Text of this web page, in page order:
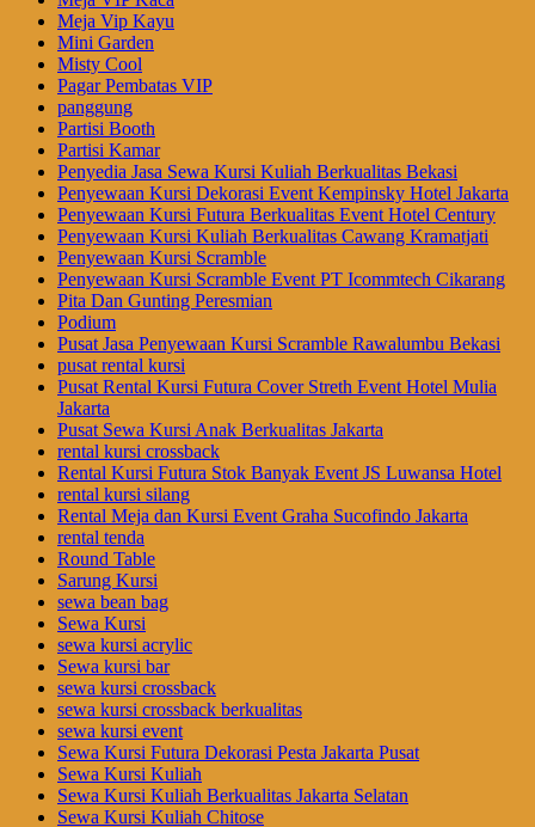
Meja Vip Kayu
Mini Garden
Misty Cool
Pagar Pembatas VIP
panggung
Partisi Booth
Partisi Kamar
Penyedia Jasa Sewa Kursi Kuliah Berkualitas Bekasi
Penyewaan Kursi Dekorasi Event Kempinsky Hotel Jakarta
Penyewaan Kursi Futura Berkualitas Event Hotel Century
Penyewaan Kursi Kuliah Berkualitas Cawang Kramatjati
Penyewaan Kursi Scramble
Penyewaan Kursi Scramble Event PT Icommtech Cikarang
Pita Dan Gunting Peresmian
Podium
Pusat Jasa Penyewaan Kursi Scramble Rawalumbu Bekasi
pusat rental kursi
Pusat Rental Kursi Futura Cover Streth Event Hotel Mulia
Jakarta
Pusat Sewa Kursi Anak Berkualitas Jakarta
rental kursi crossback
Rental Kursi Futura Stok Banyak Event JS Luwansa Hotel
rental kursi silang
Rental Meja dan Kursi Event Graha Sucofindo Jakarta
rental tenda
Round Table
Sarung Kursi
sewa bean bag
Sewa Kursi
sewa kursi acrylic
Sewa kursi bar
sewa kursi crossback
sewa kursi crossback berkualitas
sewa kursi event
Sewa Kursi Futura Dekorasi Pesta Jakarta Pusat
Sewa Kursi Kuliah
Sewa Kursi Kuliah Berkualitas Jakarta Selatan
Sewa Kursi Kuliah Chitose